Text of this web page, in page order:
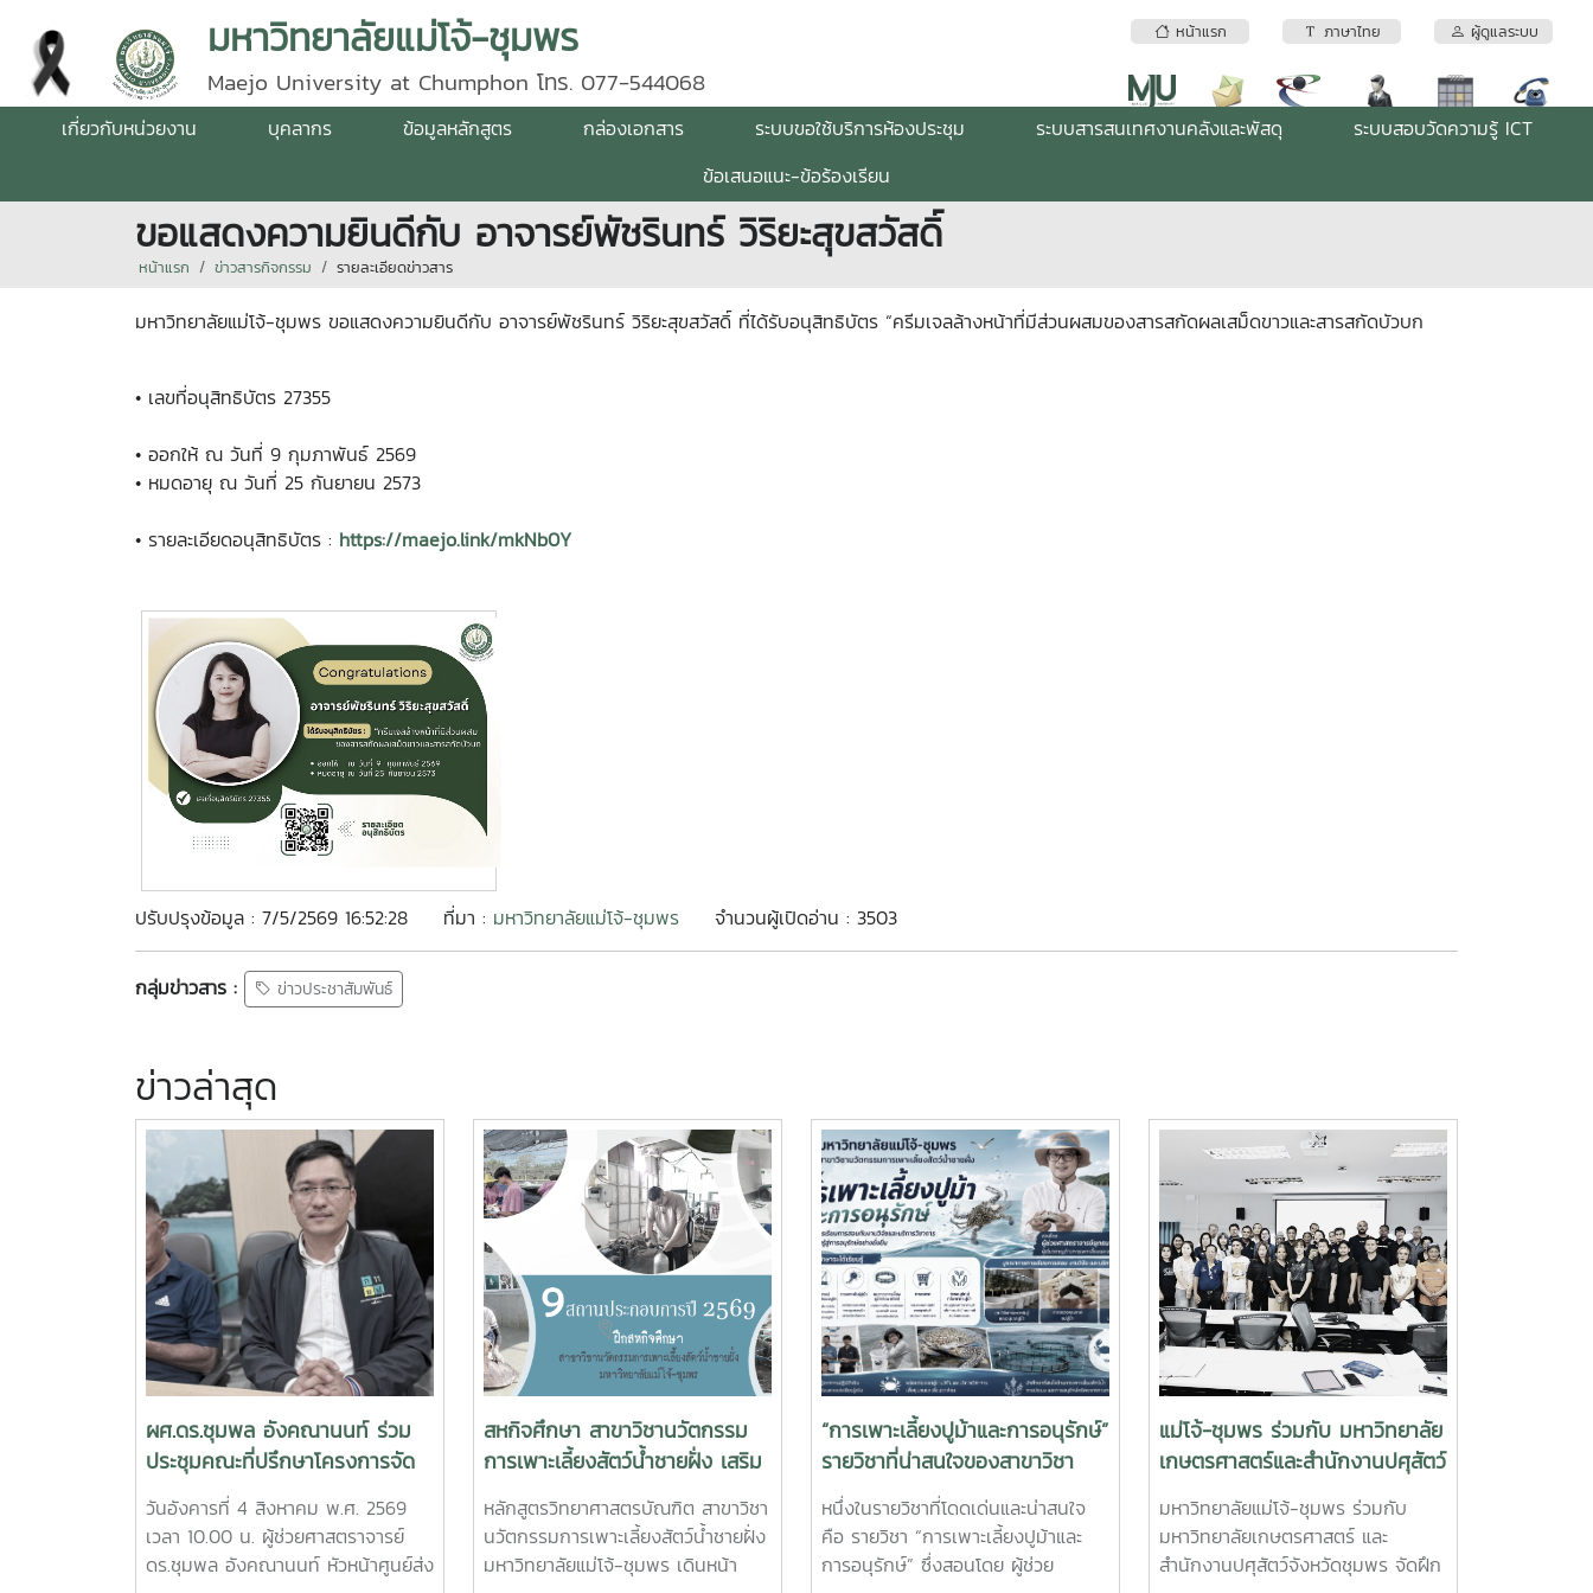
หน้าแรก ภาษาไทย ผู้ดูแลระบบ
มหาวิทยาลัยแม่โจ้-ชุมพร
Maejo University at Chumphon โทร. 077-544068
เกี่ยวกับหน่วยงาน บุคลากร ข้อมูลหลักสูตร กล่องเอกสาร ระบบขอใช้บริการห้องประชุม ระบบสารสนเทศงานคลังและพัสดุ
ระบบสอบวัดความรู้ ICT
ข้อเสนอแนะ-ข้อร้องเรียน
ขอแสดงความยินดีกับ อาจารย์พัชรินทร์ วิริยะสุขสวัสดิ์
หน้าแรก ข่าวสารกิจกรรม รายละเอียดข่าวสาร
มหาวิทยาลัยแม่โจ้-ชุมพร ขอแสดงความยินดีกับ อาจารย์พัชรินทร์ วิริยะสุขสวัสดิ์ ที่ได้รับอนุสิทธิบัตร “ครีมเจลล้างหน้าที่มีส่วนผสมของสารสกัดผลเสม็ดขาวและสารสกัดบัวบก
• เลขที่อนุสิทธิบัตร 27355
• ออกให้ ณ วันที่ 9 กุมภาพันธ์ 2569
• หมดอายุ ณ วันที่ 25 กันยายน 2573
• รายละเอียดอนุสิทธิบัตร : https://maejo.link/mkNb0Y
ปรับปรุงข้อมูล : 7/5/2569 16:52:28 ที่มา : มหาวิทยาลัยแม่โจ้-ชุมพร จำนวนผู้เปิดอ่าน : 3503
กลุ่มข่าวสาร : ข่าวประชาสัมพันธ์
ข่าวล่าสุด
ผศ.ดร.ชุมพล อังคณานนท์ ร่วม
ประชุมคณะที่ปรึกษาโครงการจัด
รูปที่ดินเพื่อพัฒนาพื้นที่จังหวัด
ชุมพร ครั้งที่ 2/2569
วันอังคารที่ 4 สิงหาคม พ.ศ. 2569
เวลา 10.00 น. ผู้ช่วยศาสตราจารย์
ดร.ชุมพล อังคณานนท์ หัวหน้าศูนย์ส่ง
สหกิจศึกษา สาขาวิชานวัตกรรม
การเพาะเลี้ยงสัตว์น้ำชายฝั่ง เสริม
ประสบการณ์จริง สร้างบัณฑิต
คุณภาพสู่ภาคอุตสาหกรรมการ
ผลิตสัตว์น้ำ
หลักสูตรวิทยาศาสตรบัณฑิต สาขาวิชา
นวัตกรรมการเพาะเลี้ยงสัตว์น้ำชายฝั่ง
มหาวิทยาลัยแม่โจ้-ชุมพร เดินหน้า
“การเพาะเลี้ยงปูม้าและการอนุรักษ์”
รายวิชาที่น่าสนใจของสาขาวิชา
นวัตกรรมการเพาะเลี้ยงสัตว์น้ำ
ชายฝั่ง
หนึ่งในรายวิชาที่โดดเด่นและน่าสนใจ
คือ รายวิชา “การเพาะเลี้ยงปูม้าและ
การอนุรักษ์” ซึ่งสอนโดย ผู้ช่วย
แม่โจ้-ชุมพร ร่วมกับ มหาวิทยาลัย
เกษตรศาสตร์และสำนักงานปศุสัตว์
จังหวัดชุมพร จัดอบรม GAP
ฟาร์มผึ้งชันโรง ยกระดับมาตรฐาน
การเลี้ยงสู่การพัฒนาเศรษฐกิจ
ชุมชนอย่างยั่งยืน
มหาวิทยาลัยแม่โจ้-ชุมพร ร่วมกับ
มหาวิทยาลัยเกษตรศาสตร์ และ
สำนักงานปศุสัตว์จังหวัดชุมพร จัดฝึก